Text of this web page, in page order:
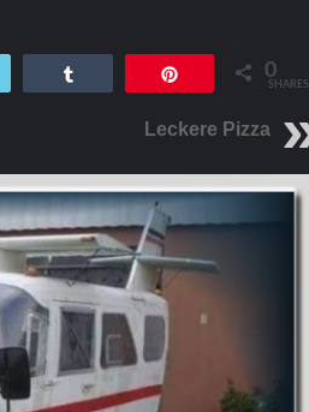
0
SHARES
Leckere Pizza